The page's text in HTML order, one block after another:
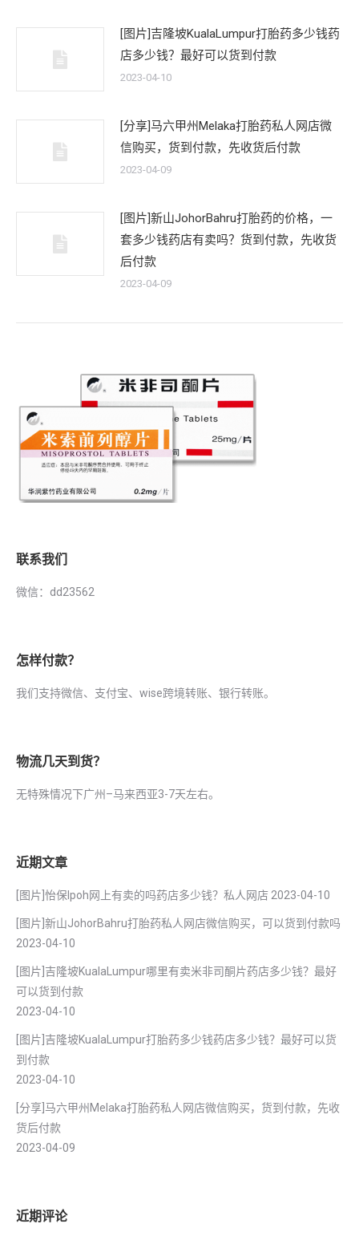
[图片]吉隆坡KualaLumpur打胎药多少钱药
店多少钱？最好可以货到付款
2023-04-10
[分享]马六甲州Melaka打胎药私人网店微
信购买，货到付款，先收货后付款
2023-04-09
[图片]新山JohorBahru打胎药的价格，一
套多少钱药店有卖吗？货到付款，先收货
后付款
2023-04-09
联系我们
微信：dd23562
怎样付款？
我们支持微信、支付宝、wise跨境转账、银行转账。
物流几天到货？
无特殊情况下广州–马来西亚3-7天左右。
近期文章
[图片]怡保lpoh网上有卖的吗药店多少钱？私人网店 2023-04-10
[图片]新山JohorBahru打胎药私人网店微信购买，可以货到付款吗
2023-04-10
[图片]吉隆坡KualaLumpur哪里有卖米非司酮片药店多少钱？最好
可以货到付款
2023-04-10
[图片]吉隆坡KualaLumpur打胎药多少钱药店多少钱？最好可以货
到付款
2023-04-10
[分享]马六甲州Melaka打胎药私人网店微信购买，货到付款，先收
货后付款
2023-04-09
近期评论